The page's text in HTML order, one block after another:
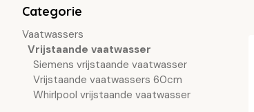
Categorie
Vaatwassers
Vrijstaande vaatwasser
Siemens vrijstaande vaatwasser
Vrijstaande vaatwassers 60cm
Whirlpool vrijstaande vaatwasser